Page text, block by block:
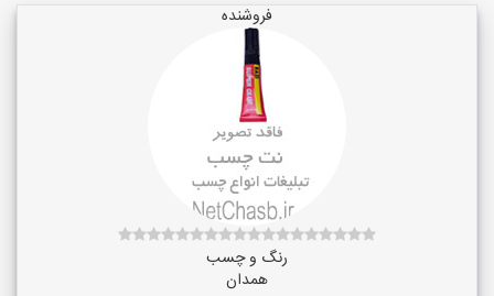
فروشنده
رنگ و چسب
همدان